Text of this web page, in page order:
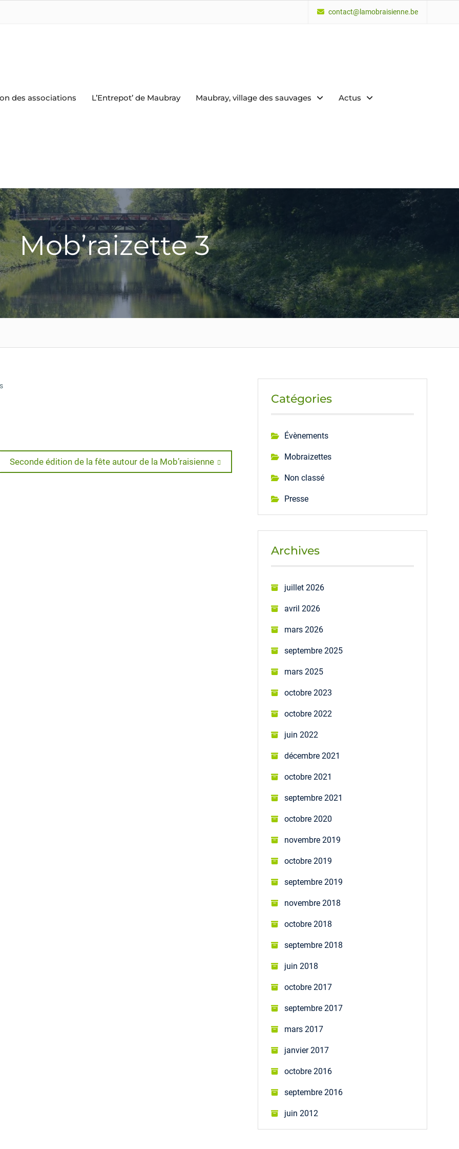
contact@lamobraisienne.be
des associations L’Entrepot’ de Maubray Maubray, village des sauvages Actus
Mob’raizette 3
Next
post:
Seconde édition de la fête autour de la Mob’raisienne
Catégories
Évènements
Mobraizettes
Non classé
Presse
Archives
juillet 2026
avril 2026
mars 2026
septembre 2025
mars 2025
octobre 2023
octobre 2022
juin 2022
décembre 2021
octobre 2021
septembre 2021
octobre 2020
novembre 2019
octobre 2019
septembre 2019
novembre 2018
octobre 2018
septembre 2018
juin 2018
octobre 2017
septembre 2017
mars 2017
janvier 2017
octobre 2016
septembre 2016
juin 2012